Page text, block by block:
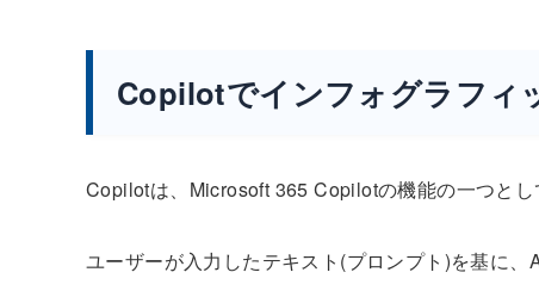
Copilotでインフォグラフィ
Copilotは、Microsoft 365 Copilotの機能の一つとし
ユーザーが入力したテキスト(プロンプト)を基に、